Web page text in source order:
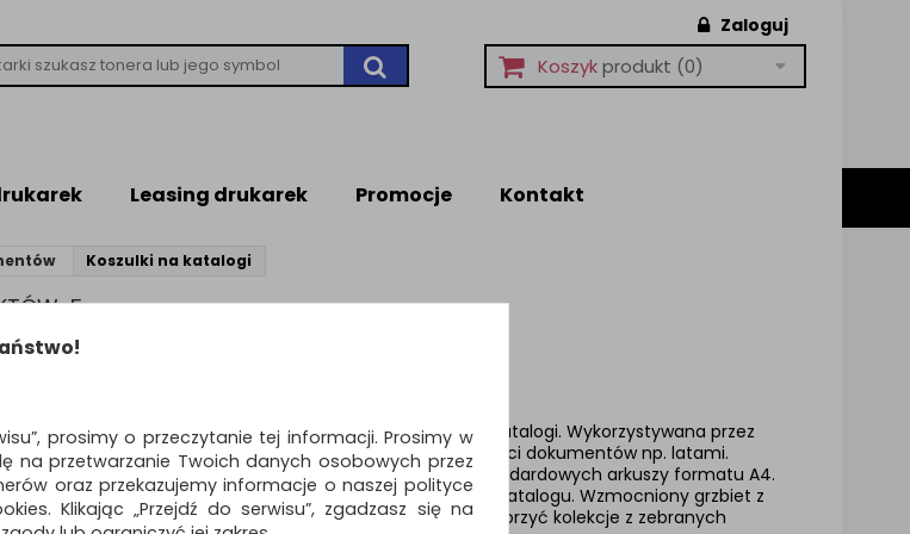
Zaloguj
Koszykprodukt (0)
Leasing drukarek Promocje Kontakt
Koszulki na katalogi
5
, zastępujące bindowanie oraz klejenie dokumentów w katalogi. Wykorzystywana przez
Dobrze sprawdzi się przy katalogowaniu większej ilości dokumentów np. latami.
najwyżej jakości pozwala skatalogować ponad 150 standardowych arkuszy formatu A4.
na osadzenie spisu treści bądź opisu zawartości danego katalogu. Wzmocniony grzbiet z
większości dostępnych na rynku segregatorów pozwali stworzyć kolekcje z zebranych
prosimy o przeczytanie tej informacji. Prosimy w
na przetwarzanie Twoich danych osobowych przez
oraz przekazujemy informacje o naszej polityce
Klikając „Przejdź do serwisu”, zgadzasz się na